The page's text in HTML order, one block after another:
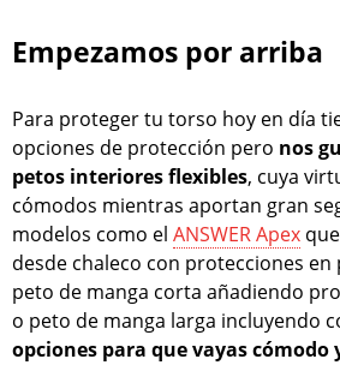
Empezamos por arriba
Para proteger tu torso hoy en día
opciones de protección pero nos
petos interiores flexibles, cuya
cómodos mientras aportan gran
modelos como el ANSWER Apex
desde chaleco con protecciones en
peto de manga corta añadiendo
o peto de manga larga incluyendo
opciones para que vayas cómodo